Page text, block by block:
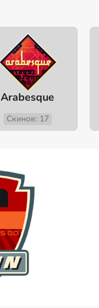
Arabesque
Скинов: 17